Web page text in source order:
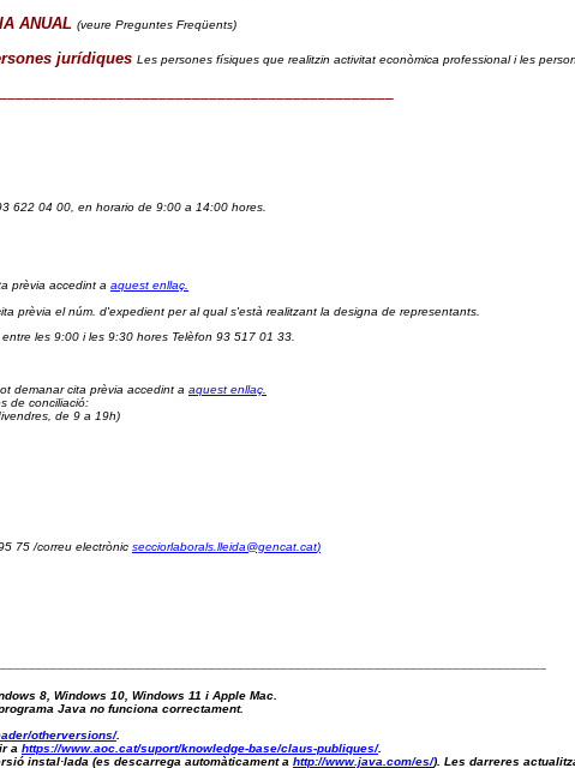
ANUAL (veure Preguntes Freqüents)
jurídiques Les persones físiques que realitzin activitat econòmica professional i les
622 04 00, en horario de 9:00 a 14:00 hores.
prèvia accedint a aquest enllaç.
prèvia el núm. d'expedient per al qual s'està realitzant la designa de representants.
les 9:00 i les 9:30 hores Telèfon 93 517 01 33.
demanar cita prèvia accedint a aquest enllaç.
de conciliació:
de 9 a 19h)
75 /correu electrònic secciorlaborals.lleida@gencat.cat)
8, Windows 10, Windows 11 i Apple Mac.
Java no funciona correctament.
otherversions/.
a https://www.aoc.cat/suport/knowledge-base/claus-publiques/.
instal·lada (es descarrega automàticament a http://www.java.com/es/). Les darreres